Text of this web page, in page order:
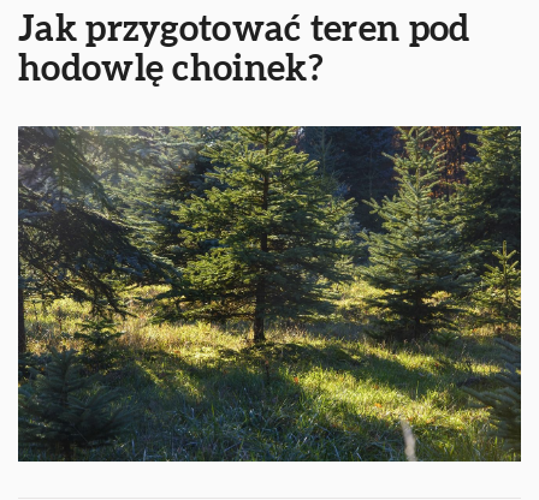
Jak przygotować teren pod
hodowlę choinek?